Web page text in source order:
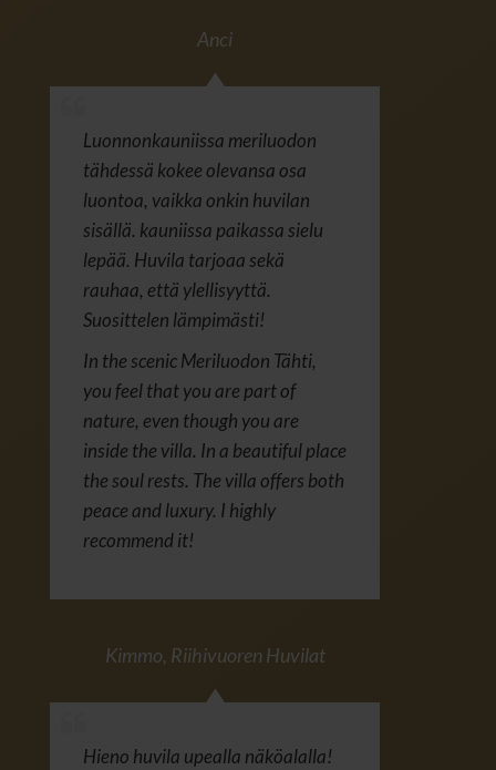
Anci
Luonnonkauniissa meriluodon
tähdessä kokee olevansa osa
luontoa, vaikka onkin huvilan
sisällä. kauniissa paikassa sielu
lepää. Huvila tarjoaa sekä
rauhaa, että ylellisyyttä.
Suosittelen lämpimästi!
In the scenic Meriluodon Tähti,
you feel that you are part of
nature, even though you are
inside the villa. In a beautiful place
the soul rests. The villa offers both
peace and luxury. I highly
recommend it!
Kimmo, Riihivuoren Huvilat
Hieno huvila upealla näköalalla!